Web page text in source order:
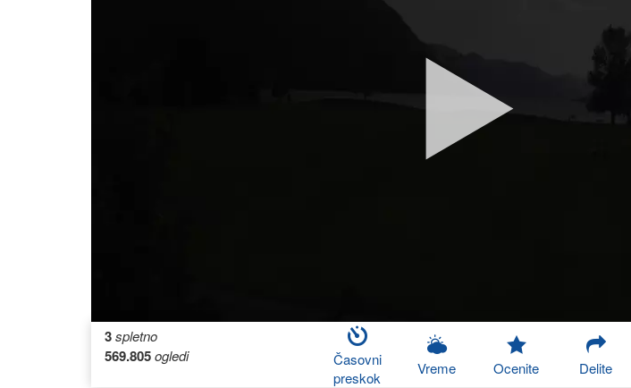
3spletno
569.805ogledi
Časovni
preskok
Vreme Ocenite Delite